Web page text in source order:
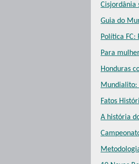
Cisjordânia
Guia do
Política
Para
Honduras
Mundialito:
Fatos
A história